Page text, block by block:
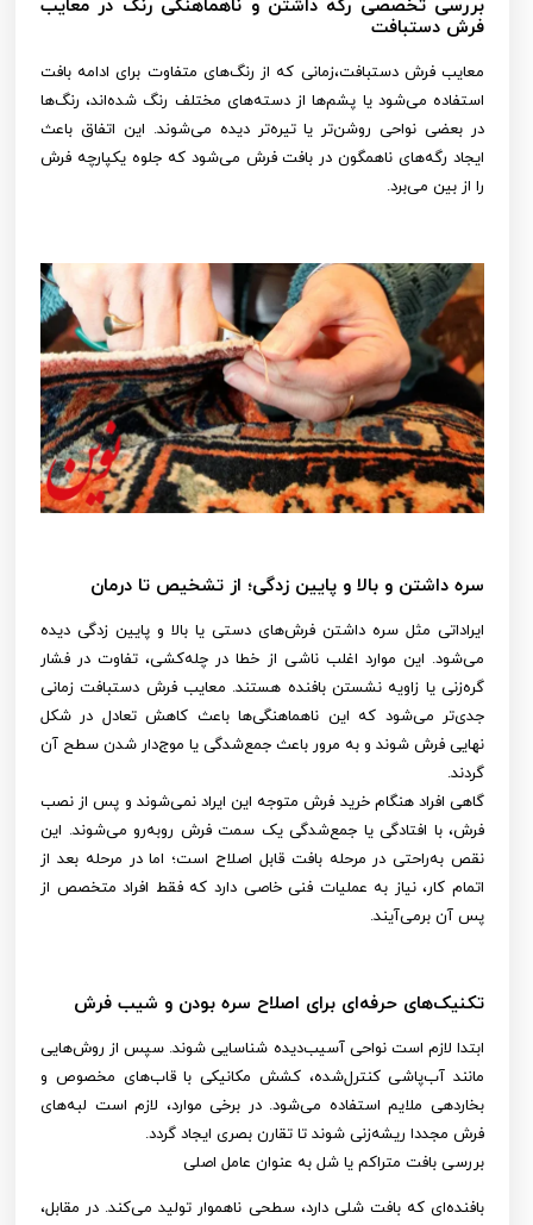
بررسی تخصصی رگه داشتن و ناهماهنگی رنگ در معایب
فرش دستبافت
معایب فرش دستبافت،زمانی که از رنگ‌های متفاوت برای ادامه بافت
استفاده می‌شود یا پشم‌ها از دسته‌های مختلف رنگ شده‌اند، رنگ‌ها
در بعضی نواحی روشن‌تر یا تیره‌تر دیده می‌شوند. این اتفاق باعث
ایجاد رگه‌های ناهمگون در بافت فرش می‌شود که جلوه یکپارچه فرش
را از بین می‌برد.
سره داشتن و بالا و پایین زدگی؛ از تشخیص تا درمان
ایراداتی مثل سره داشتن فرش‌های دستی یا بالا و پایین زدگی دیده
می‌شود. این موارد اغلب ناشی از خطا در چله‌کشی، تفاوت در فشار
گره‌زنی یا زاویه نشستن بافنده هستند. معایب فرش دستبافت زمانی
جدی‌تر می‌شود که این ناهماهنگی‌ها باعث کاهش تعادل در شکل
نهایی فرش شوند و به مرور باعث جمع‌شدگی یا موج‌دار شدن سطح آن
گردند.
گاهی افراد هنگام خرید فرش متوجه این ایراد نمی‌شوند و پس از نصب
فرش، با افتادگی یا جمع‌شدگی یک سمت فرش روبه‌رو می‌شوند. این
نقص به‌راحتی در مرحله بافت قابل اصلاح است؛ اما در مرحله بعد از
اتمام کار، نیاز به عملیات فنی خاصی دارد که فقط افراد متخصص از
پس آن برمی‌آیند.
تکنیک‌های حرفه‌ای برای اصلاح سره بودن و شیب فرش
ابتدا لازم است نواحی آسیب‌دیده شناسایی شوند. سپس از روش‌هایی
مانند آب‌پاشی کنترل‌شده، کشش مکانیکی با قاب‌های مخصوص و
بخاردهی ملایم استفاده می‌شود. در برخی موارد، لازم است لبه‌های
فرش مجددا ریشه‌زنی شوند تا تقارن بصری ایجاد گردد.
بررسی بافت متراکم یا شل به عنوان عامل اصلی
بافنده‌ای که بافت شلی دارد، سطحی ناهموار تولید می‌کند. در مقابل،